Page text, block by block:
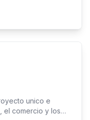
- Gimnasio - BBQ -
US$252,000
unico e
el comercio y los